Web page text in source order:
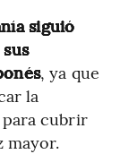
siguió
, ya que
la
cubrir
mayor.